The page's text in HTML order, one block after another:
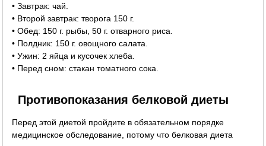
• Завтрак: чай.
• Второй завтрак: творога 150 г.
• Обед: 150 г. рыбы, 50 г. отварного риса.
• Полдник: 150 г. овощного салата.
• Ужин: 2 яйца и кусочек хлеба.
• Перед сном: стакан томатного сока.
Противопоказания белковой диеты
Перед этой диетой пройдите в обязательном порядке
медицинское обследование, потому что белковая диета